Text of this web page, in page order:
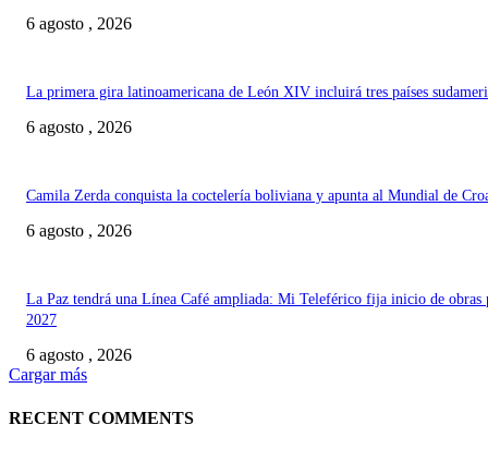
6 agosto , 2026
La primera gira latinoamericana de León XIV incluirá tres países
6 agosto , 2026
Camila Zerda conquista la coctelería boliviana y apunta al Mundial de
6 agosto , 2026
La Paz tendrá una Línea Café ampliada: Mi Teleférico fija inicio de obras
2027
6 agosto , 2026
Cargar más
RECENT COMMENTS